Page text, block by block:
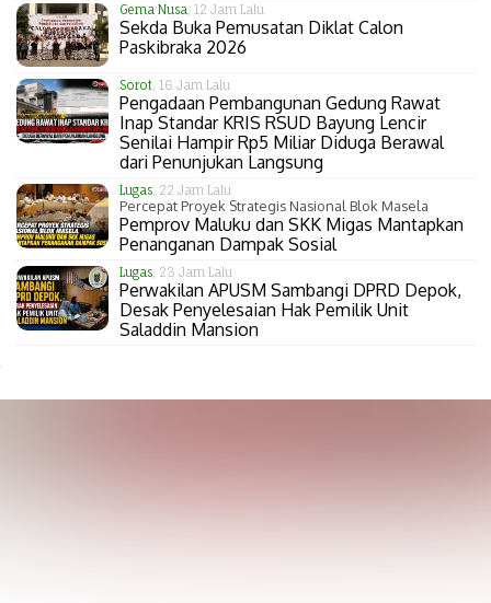
Gema Nusa, 12 Jam Lalu
Sekda Buka Pemusatan Diklat Calon
Paskibraka 2026
Sorot, 16 Jam Lalu
Pengadaan Pembangunan Gedung Rawat
Inap Standar KRIS RSUD Bayung Lencir
Senilai Hampir Rp5 Miliar Diduga Berawal
dari Penunjukan Langsung
Lugas, 22 Jam Lalu
Percepat Proyek Strategis Nasional Blok Masela
Pemprov Maluku dan SKK Migas Mantapkan
Penanganan Dampak Sosial
Lugas, 23 Jam Lalu
Perwakilan APUSM Sambangi DPRD Depok,
Desak Penyelesaian Hak Pemilik Unit
Saladdin Mansion